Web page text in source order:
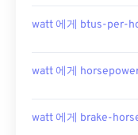
watt 에게 btus-per-
watt 에게
watt 에게 brake-